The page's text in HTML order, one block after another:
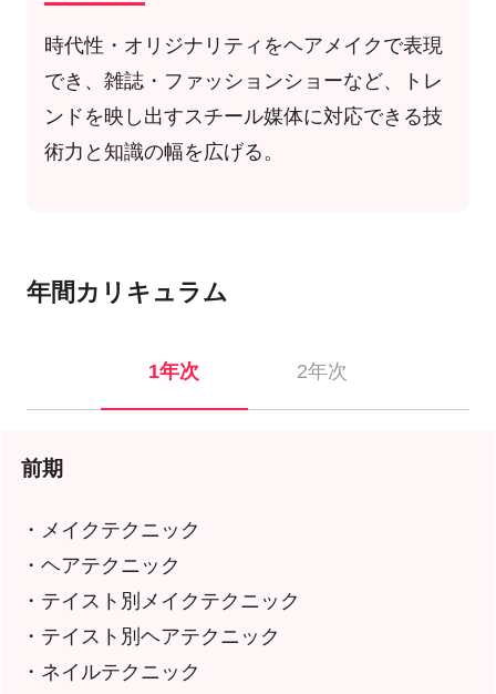
時代性・オリジナリティをヘアメイクで表現
でき、雑誌・ファッションショーなど、トレ
ンドを映し出すスチール媒体に対応できる技
術力と知識の幅を広げる。
年間カリキュラム
1年次 2年次
前期
・メイクテクニック
・ヘアテクニック
・テイスト別メイクテクニック
・テイスト別ヘアテクニック
・ネイルテクニック